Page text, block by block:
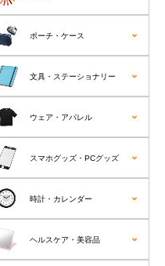
ポーチ・ケース
文具・ステーショナリー
ウェア・アパレル
スマホグッズ・PCグッズ
時計・カレンダー
ヘルスケア・美容品